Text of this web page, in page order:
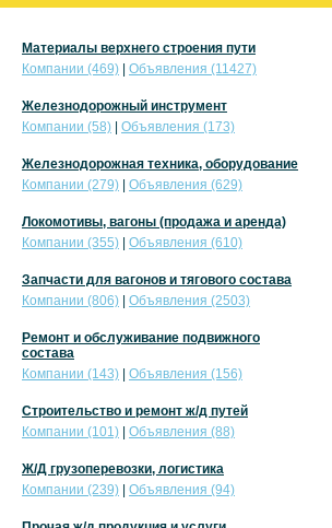
Материалы верхнего строения пути
Компании (469)
Объявления (11427)
Железнодорожный инструмент
Компании (58)
Объявления (173)
Железнодорожная техника, оборудование
Компании (279)
Объявления (629)
Локомотивы, вагоны (продажа и аренда)
Компании (355)
Объявления (610)
Запчасти для вагонов и тягового состава
Компании (806)
Объявления (2503)
Ремонт и обслуживание подвижного
состава
Компании (143)
Объявления (156)
Строительство и ремонт ж/д путей
Компании (101)
Объявления (88)
Ж/Д грузоперевозки, логистика
Компании (239)
Объявления (94)